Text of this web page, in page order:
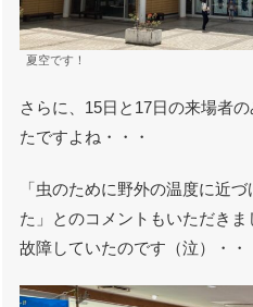
夏空です！
さらに、15日と17日の来場者
たですよね・・・
「虫のために野外の温度に近
た」とのコメントもいただき
故障していたのです（泣）・・